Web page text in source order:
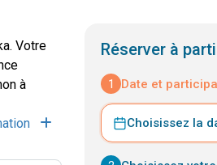
Votre
à
Réserver à
1 Date et
Choisissez la